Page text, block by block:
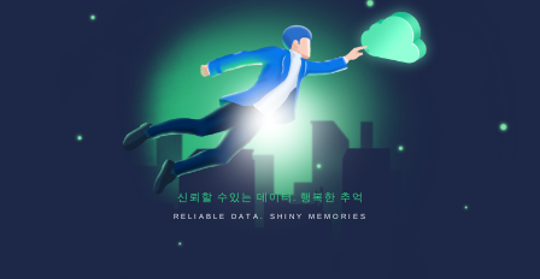
신뢰할 수있는 데이터. 행복한 추억
RELIABLE DATA. SHINY MEMORIES